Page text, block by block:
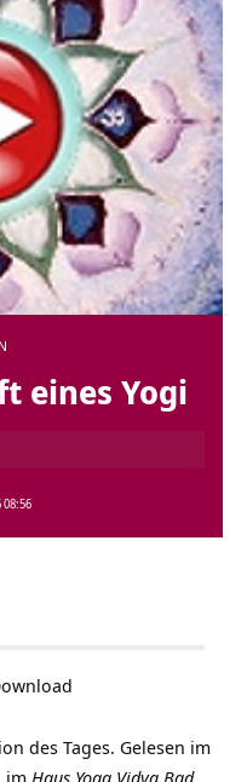
eines Yogi
08:56
des Tages. Gelesen im
im Haus Yoga Vidya Bad